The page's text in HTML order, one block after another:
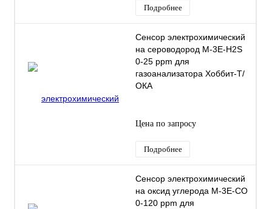
Подробнее
Сенсор электрохимический
на сероводород M-3Е-H2S
0-25 ppm для
газоанализатора Хоббит-Т/
ОКА
Цена по запросу
Подробнее
Сенсор электрохимический
на оксид углерода M-3Е-СО
0-120 ppm для